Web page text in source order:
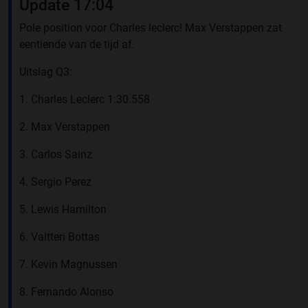
Update 17:04
Pole position voor Charles leclerc! Max Verstappen zat
eentiende van de tijd af.
Uitslag Q3:
1. Charles Leclerc 1:30.558
2. Max Verstappen
3. Carlos Sainz
4. Sergio Perez
5. Lewis Hamilton
6. Valtteri Bottas
7. Kevin Magnussen
8. Fernando Alonso